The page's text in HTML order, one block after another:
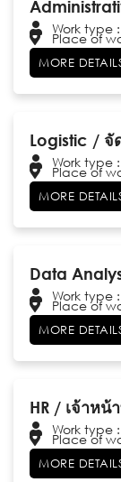
Work type
Place of
MORE
Logistic / จั
Work type
Place of
MORE
Data
Work type
Place of
MORE
HR / เจ้าห
Work type
Place of
MORE